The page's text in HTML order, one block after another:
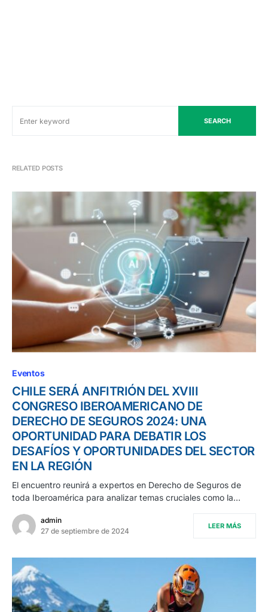
SEARCH
RELATED POSTS
Eventos
CHILE SERÁ ANFITRIÓN DEL XVIII
CONGRESO IBEROAMERICANO DE
DERECHO DE SEGUROS 2024: UNA
OPORTUNIDAD PARA DEBATIR LOS
DESAFÍOS Y OPORTUNIDADES DEL SECTOR
EN LA REGIÓN
El encuentro reunirá a expertos en Derecho de Seguros de
toda Iberoamérica para analizar temas cruciales como la…
admin
27 de septiembre de 2024
LEER MÁS